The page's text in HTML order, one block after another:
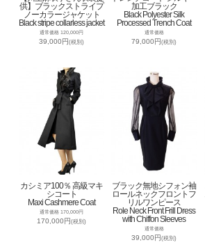
供】ブラックストライプ
ノーカラージャケット
Black stripe collarless jacket
通常価格 120,000円
39,000円(税別)
加工ブラック
Black Polyester Silk
Processed Trench Coat
通常価格
79,000円(税別)
カシミア100％ 高級マキ
シコート
Maxi Cashmere Coat
通常価格 170,000円
170,000円(税別)
ブラック無地シフォン袖
ロールネックフロントフ
リルワンピース
Role Neck Front Frill Dress
with Chiffon Sleeves
通常価格
39,000円(税別)